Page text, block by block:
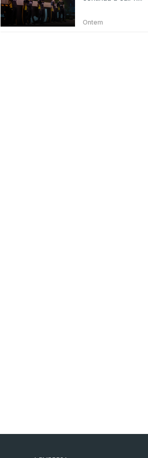
Betclic renova parceria com a RTP Arena
a época 2026/27
Ontem